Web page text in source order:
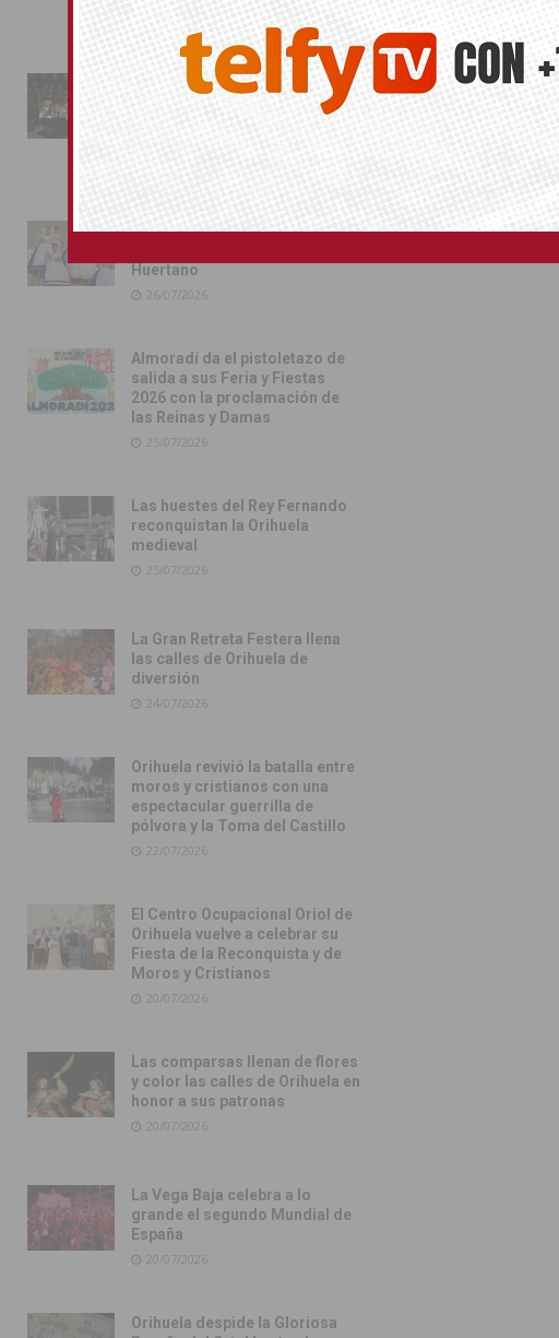
31/07/2026
Pilar de la Horadada
conmemora con emoción el
40º aniversario de su
independencia como municipio
31/07/2026
Almoradí presume de raíces
Huertano
26/07/2026
Almoradí da el pistoletazo de
salida a sus Feria y Fiestas
2026 con la proclamación de
las Reinas y Damas
25/07/2026
Las huestes del Rey Fernando
reconquistan la Orihuela
medieval
25/07/2026
La Gran Retreta Festera llena
las calles de Orihuela de
diversión
24/07/2026
Orihuela revivió la batalla entre
moros y cristianos con una
espectacular guerrilla de
pólvora y la Toma del Castillo
22/07/2026
El Centro Ocupacional Oriol de
Orihuela vuelve a celebrar su
Fiesta de la Reconquista y de
Moros y Cristianos
20/07/2026
Las comparsas llenan de flores
y color las calles de Orihuela en
honor a sus patronas
20/07/2026
La Vega Baja celebra a lo
grande el segundo Mundial de
España
20/07/2026
Orihuela despide la Gloriosa